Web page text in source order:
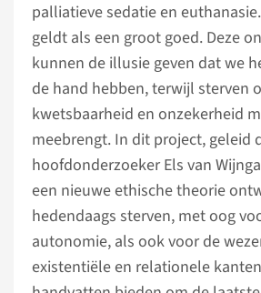
palliatieve sedatie en
geldt als een groot goed. Deze
kunnen de illusie geven dat we
de hand hebben, terwijl sterven
kwetsbaarheid en onzekerheid
meebrengt. In dit project, geleid
hoofdonderzoeker Els van
een nieuwe ethische theorie
hedendaags sterven, met oog
autonomie, als ook voor de
existentiële en relationele